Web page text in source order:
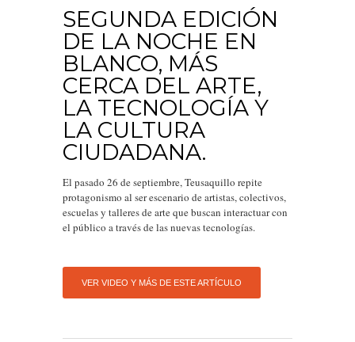
SEGUNDA EDICIÓN
DE LA NOCHE EN
BLANCO, MÁS
CERCA DEL ARTE,
LA TECNOLOGÍA Y
LA CULTURA
CIUDADANA.
El pasado 26 de septiembre, Teusaquillo repite
protagonismo al ser escenario de artistas, colectivos,
escuelas y talleres de arte que buscan interactuar con
el público a través de las nuevas tecnologías.
VER VIDEO Y MÁS DE ESTE ARTÍCULO